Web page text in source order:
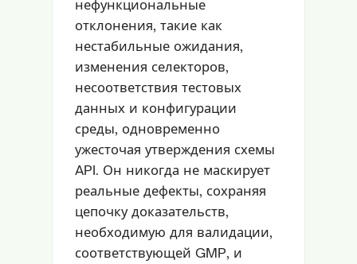
нефункциональные
отклонения, такие как
нестабильные ожидания,
изменения селекторов,
несоответствия тестовых
данных и конфигурации
среды, одновременно
ужесточая утверждения схемы
API. Он никогда не маскирует
реальные дефекты, сохраняя
цепочку доказательств,
необходимую для валидации,
соответствующей GMP, и